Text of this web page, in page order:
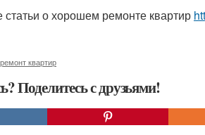
статьи о хорошем ремонте квартир
квартир
Поделитесь с друзьями!